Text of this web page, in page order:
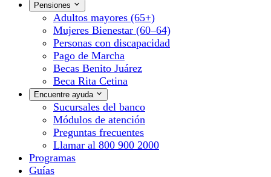
Pensiones
Adultos mayores (65+)
Mujeres Bienestar (60–64)
Personas con discapacidad
Pago de Marcha
Becas Benito Juárez
Beca Rita Cetina
Encuentre ayuda
Sucursales del banco
Módulos de atención
Preguntas frecuentes
Llamar al 800 900 2000
Programas
Guías